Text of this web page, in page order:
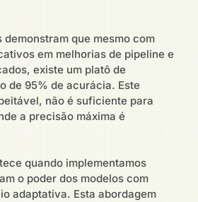
que mesmo com
em melhorias de pipeline e
existe um platô de
de 95% de acurácia. Este
não é suficiente para
a precisão máxima é
quando implementamos
o poder dos modelos com
adaptativa. Esta abordagem